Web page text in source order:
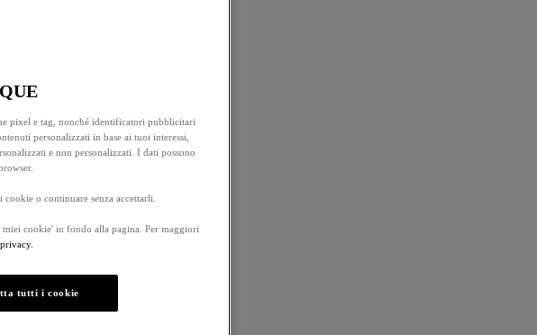
pixel e tag, nonché identificatori pubblicitari
personalizzati in base ai tuoi interessi,
e non personalizzati. I dati possono
o continuare senza accettarli.
cookie' in fondo alla pagina. Per maggiori
tutti i cookie